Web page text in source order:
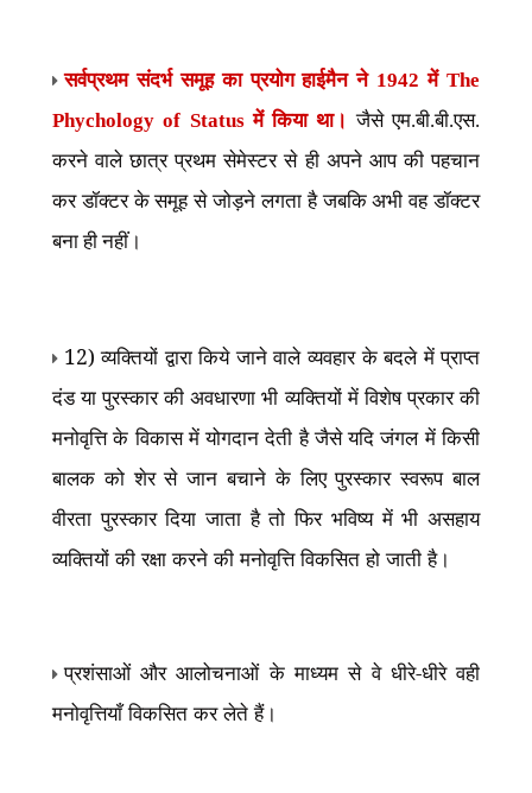
सर्वप्रथम संदर्भ समूह का प्रयोग हाईमैन ने 1942 मेंThe
Phychology of Statusमें किया था। जैसे एम.बी.बी.एस.
करने वाले छात्र प्रथम सेमेस्टर से ही अपने आप की पहचान
कर डॉक्टर के समूह से जोड़ने लगता है जबकि अभी वह डॉक्टर
बना ही नहीं।
12) व्यक्तियों द्वारा किये जाने वाले व्यवहार के बदले में प्राप्त
दंड या पुरस्कार की अवधारणा भी व्यक्तियों में विशेष प्रकार की
मनोवृत्ति के विकास में योगदान देती है जैसे यदि जंगल में किसी
बालक को शेर से जान बचाने के लिए पुरस्कार स्वरूप बाल
वीरता पुरस्कार दिया जाता है तो फिर भविष्य में भी असहाय
व्यक्तियों की रक्षा करने की मनोवृत्ति विकसित हो जाती है।
प्रशंसाओं और आलोचनाओं के माध्यम से वे धीरे-धीरे वही
मनोवृत्तियाँ विकसित कर लेते हैं।